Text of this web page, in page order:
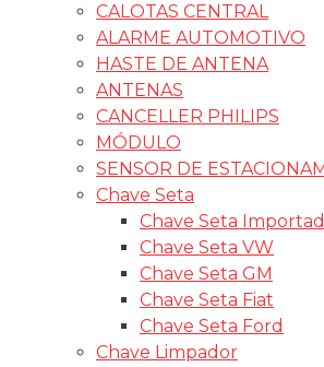
CALOTAS CENTRAL
ALARME AUTOMOTIVO
HASTE DE ANTENA
ANTENAS
CANCELLER PHILIPS
MÓDULO
SENSOR DE
Chave Seta
Chave Seta
Chave Seta VW
Chave Seta GM
Chave Seta Fiat
Chave Seta Ford
Chave Limpador